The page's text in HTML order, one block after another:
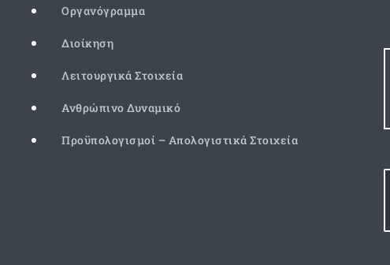
Οργανόγραμμα
Διοίκηση
Λειτουργικά Στοιχεία
Ανθρώπινο Δυναμικό
Προϋπολογισμοί – Απολογιστικά Στοιχεία